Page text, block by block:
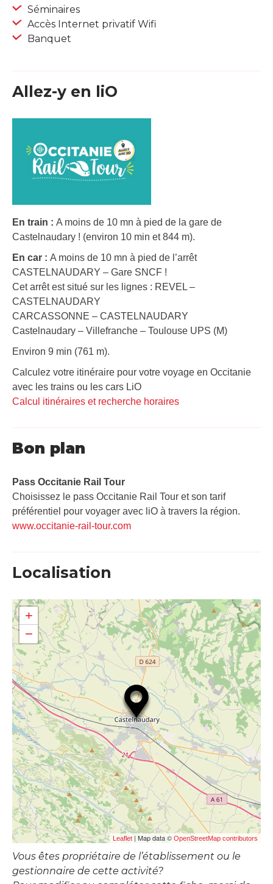
Séminaires
Accès Internet privatif Wifi
Banquet
Allez-y en liO
En train : A moins de 10 mn à pied de la gare de
Castelnaudary ! (environ 10 min et 844 m).
En car : A moins de 10 mn à pied de l’arrêt
CASTELNAUDARY – Gare SNCF !
Cet arrêt est situé sur les lignes : REVEL –
CASTELNAUDARY
CARCASSONNE – CASTELNAUDARY
Castelnaudary – Villefranche – Toulouse UPS (M)
Environ 9 min (761 m).
Calculez votre itinéraire pour votre voyage en Occitanie
avec les trains ou les cars LiO
Calcul itinéraires et recherche horaires
Bon plan
Pass Occitanie Rail Tour​
Choisissez le pass Occitanie Rail Tour et son tarif
préférentiel pour voyager avec liO à travers la région.
www.occitanie-rail-tour.com
Localisation
+
−
Leaflet | Map data © OpenStreetMap contributors
Vous êtes propriétaire de l’établissement ou le
gestionnaire de cette activité?